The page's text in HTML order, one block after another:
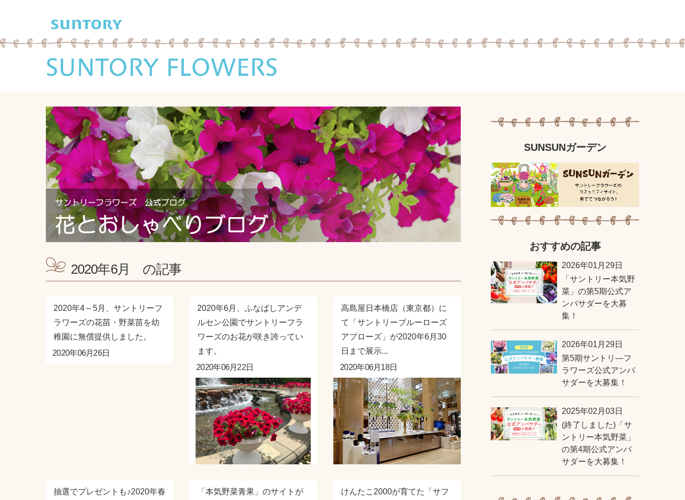
2020年6月 の記事
2020年4～5月、サントリーフ
ラワーズの花苗・野菜苗を幼
稚園に無償提供しました。
2020年06月26日
2020年6月、ふなばしアンデ
ルセン公園でサントリーフラ
ワーズのお花が咲き誇ってい
ます。
2020年06月22日
高島屋日本橋店（東京都）に
て「サントリーブルーローズ
アプローズ」が2020年6月30
日まで展示...
2020年06月18日
抽選でプレゼントも♪2020年春
「本気野菜青果」のサイトが
けんたこ2000が育てた「サフ
SUNSUNガーデン
おすすめの記事
2026年01月29日
「サントリー本気野
菜」の第5期公式ア
ンバサダーを大募
集！
2026年01月29日
第5期サントリ―フ
ラワーズ公式アンバ
サダーを大募集！
2025年02月03日
(終了しました)「サ
ントリー本気野菜」
の第4期公式アンバ
サダーを大募集！